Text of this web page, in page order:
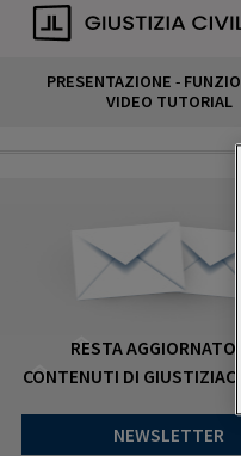
PRESENTAZIONE -
VIDEO TUTORIAL
RESTA AGGIORNATO
CONTENUTI DI
NEWSLETTER